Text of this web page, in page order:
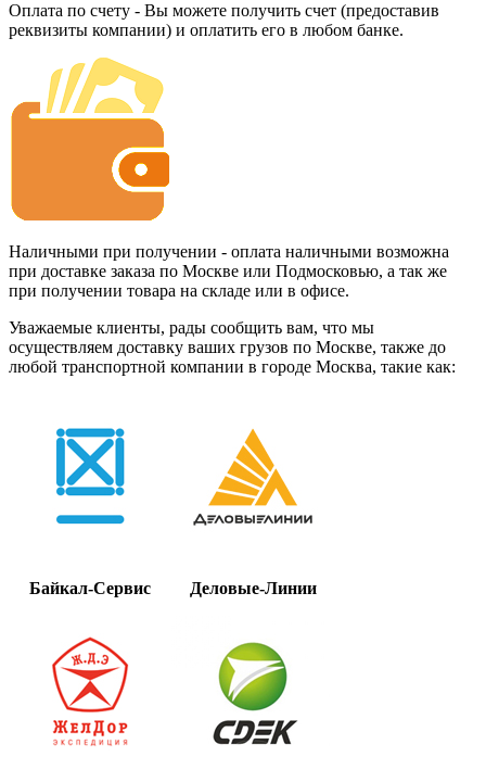
Оплата по счету - Вы можете получить счет (предоставив
реквизиты компании) и оплатить его в любом банке.
Наличными при получении - оплата наличными возможна
при доставке заказа по Москве или Подмосковью, а так же
при получении товара на складе или в офисе.
Уважаемые клиенты, рады сообщить вам, что мы
осуществляем доставку ваших грузов по Москве, также до
любой транспортной компании в городе Москва, такие как:
Байкал-Сервис Деловые-Линии